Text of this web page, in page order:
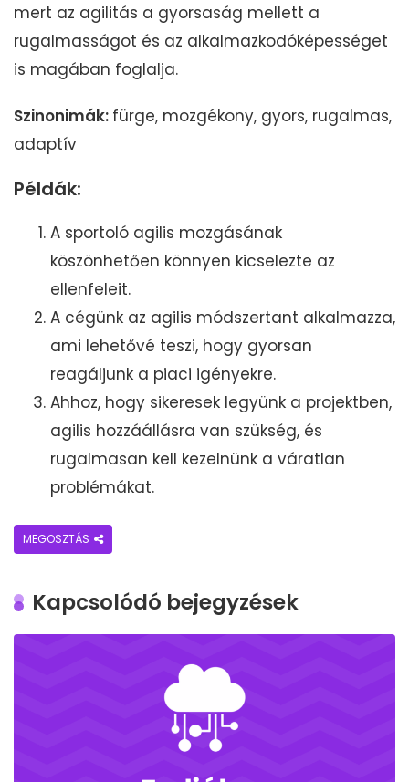
mert az agilitás a gyorsaság mellett a
rugalmasságot és az alkalmazkodóképességet
is magában foglalja.
Szinonimák: fürge, mozgékony, gyors, rugalmas,
adaptív
Példák:
A sportoló agilis mozgásának
köszönhetően könnyen kicselezte az
ellenfeleit.
A cégünk az agilis módszertant alkalmazza,
ami lehetővé teszi, hogy gyorsan
reagáljunk a piaci igényekre.
Ahhoz, hogy sikeresek legyünk a projektben,
agilis hozzáállásra van szükség, és
rugalmasan kell kezelnünk a váratlan
problémákat.
MEGOSZTÁS
Kapcsolódó bejegyzések